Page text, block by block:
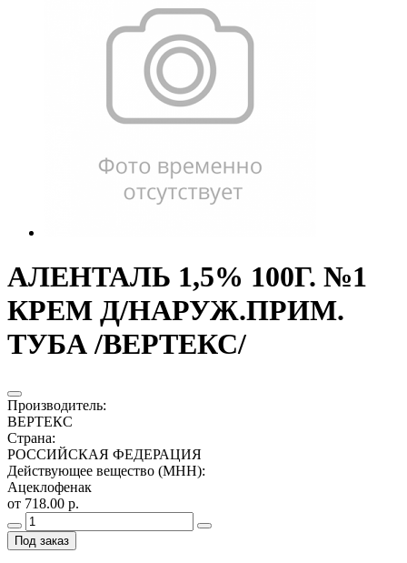
АЛЕНТАЛЬ 1,5% 100Г. №1
КРЕМ Д/НАРУЖ.ПРИМ.
ТУБА /ВЕРТЕКС/
Производитель:
ВЕРТЕКС
Страна:
РОССИЙСКАЯ ФЕДЕРАЦИЯ
Действующее вещество (МНН):
Ацеклофенак
от 718.00 р.
Под заказ